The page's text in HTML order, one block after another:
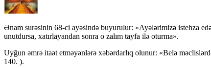
Ənam surəsinin 68-ci ayəsində buyurulur: «Ayələrimizə istehza
unutdursa, xatırlayandan sonra o zalım tayfa ilə oturma».
Uyğun əmrə itaət etməyənlərə xəbərdarlıq olunur: «Belə
140. ).